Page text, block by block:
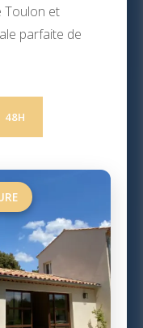
Toulon et
parfaite de
48H